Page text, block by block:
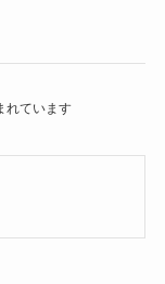
れています